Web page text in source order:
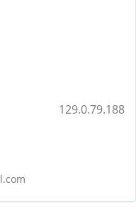
129.0.79.188